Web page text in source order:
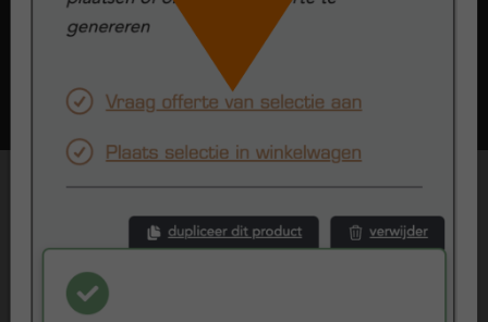
doorlopend kader of composiet.
Lees meer